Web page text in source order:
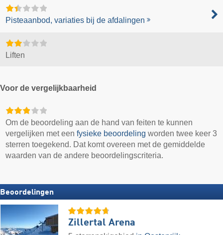
Pisteaanbod, variaties bij de afdalingen
Liften
Voor de vergelijkbaarheid
Om de beoordeling aan de hand van feiten te kunnen
vergelijken met eenfysieke beoordeling worden twee keer 3
sterren toegekend. Dat komt overeen met de gemiddelde
waarden van de andere beoordelingscriteria.
Beoordelingen
Zillertal Arena